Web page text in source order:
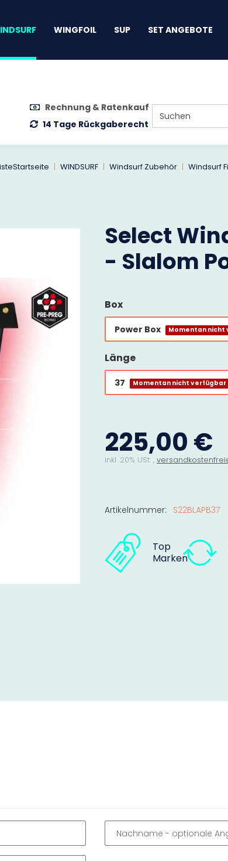
WINGFOIL SUP SET ANGEBOTE
Rechnung & Ratenkauf
14 Tage Rückgaberecht
Startseite WINDSURF Windsurf Zubehör Windsurf
Select
- Slalom
Box
Power Box Momentan nicht
Länge
37 Momentan nicht verfügbar
225,00 €
inkl. 20% USt. ,
Artikelnummer: S22BLAPB37
Top
Marken
Nachname - optionale